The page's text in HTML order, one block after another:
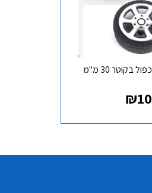
₪10